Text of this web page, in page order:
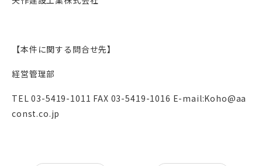
【本件に関する問合せ先】
経営管理部
TEL 03-5419-1011 FAX 03-5419-1016 E-mail:Koho@aa
const.co.jp